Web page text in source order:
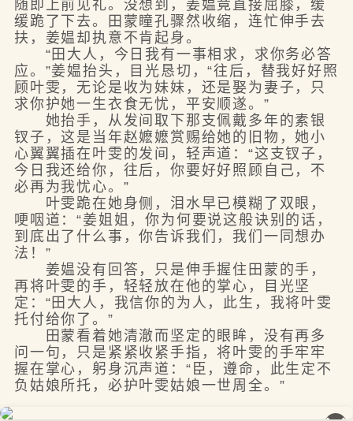
随即上前见礼。没想到，姜媪竟直接屈膝，缓
缓跪了下去。田蒙瞳孔骤然收缩，连忙伸手去
扶，姜媪却执意不肯起身。
“田大人，今日我有一事相求，求你务必答
应。”姜媪抬头，目光恳切，“往后，替我好好照
顾叶雯，无论是收为妹妹，还是娶为妻子，只
求你护她一生衣食无忧，平安顺遂。”
她抬手，从发间取下那支佩戴多年的素银
钗子，这是当年赵嬷嬷赏赐给她的旧物，她小
心翼翼插在叶雯的发间，轻声道：“这支钗子，
今日我还给你，往后，你要好好照顾自己，不
必再为我忧心。”
叶雯跪在她身侧，泪水早已模糊了双眼，
哽咽道：“姜姐姐，你为何要说这般诀别的话，
到底出了什么事，你告诉我们，我们一同想办
法！”
姜媪没有回答，只是伸手握住田蒙的手，
再将叶雯的手，轻轻放在他的掌心，目光坚
定：“田大人，我信你的为人，此生，我将叶雯
托付给你了。”
田蒙看着她清澈而坚定的眼眸，没有再多
问一句，只是紧紧收紧手指，将叶雯的手牢牢
握在掌心，躬身沉声道：“臣，遵命，此生定不
负姑娘所托，必护叶雯姑娘一世周全。”